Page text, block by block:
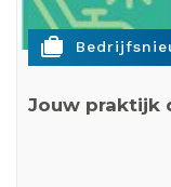
cases
Jouw praktijk